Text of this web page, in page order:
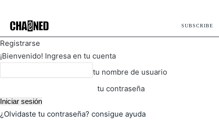
SUBSCRIBE
Registrarse
¡Bienvenido! Ingresa en tu cuenta
tu nombre de usuario
tu contraseña
¿Olvidaste tu contraseña? consigue ayuda